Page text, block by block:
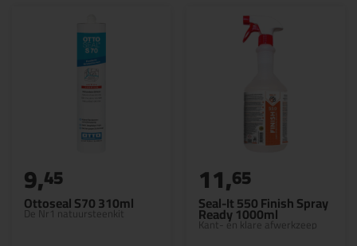
Ottoseal S70 310ml
De Nr1 natuursteenkit
9,45
Seal-It 550 Finish Spray
Ready 1000ml
Kant- en klare afwerkzeep
11,65